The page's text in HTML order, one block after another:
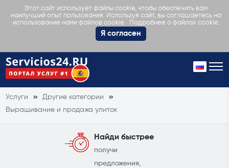
Этот сайт использует файлы cookie, чтобы обеспечить вам
наилучший опыт пользования. Используя сайт, вы соглашаетесь на
использование нами файлов cookie.
Подробнее о файлах cookie.
Я согласен
Услуги
Другие категории
Выращивание и продажа улиток
Найди быстрее
получи
предложения,